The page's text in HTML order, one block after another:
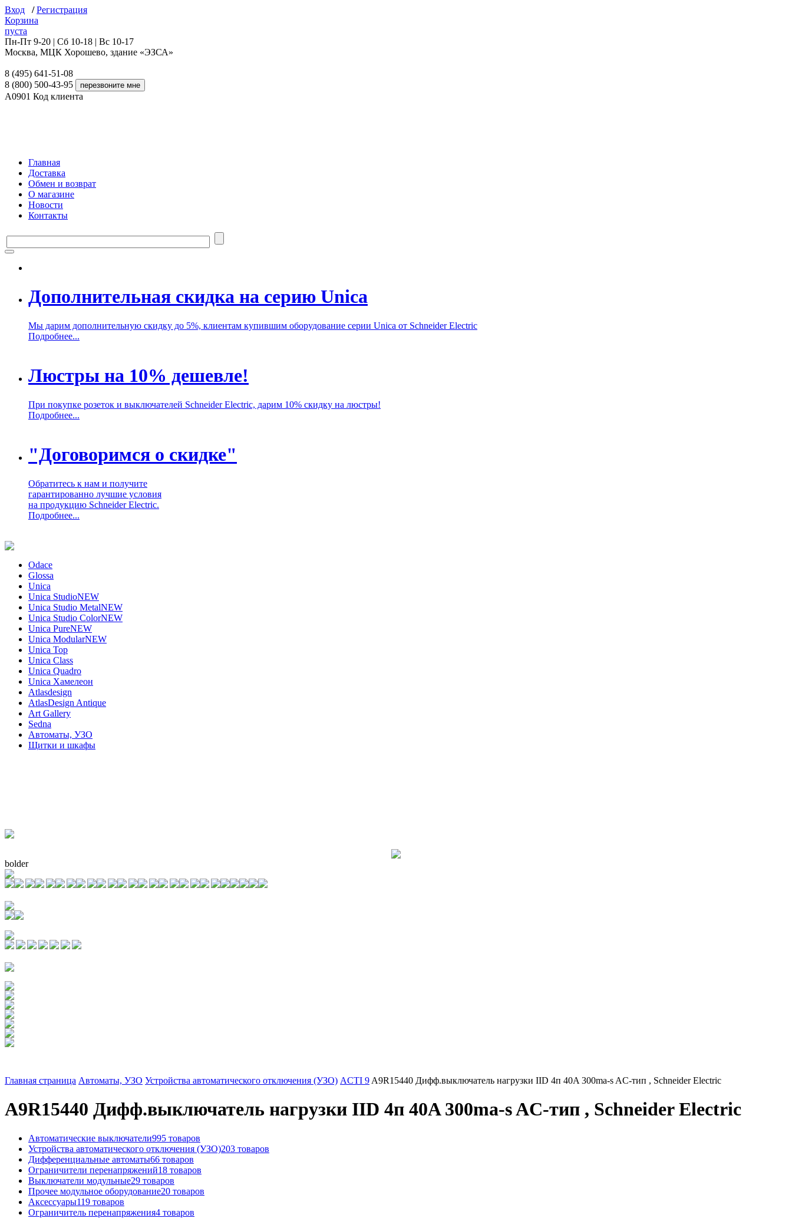
Вход / Регистрация
Корзина
пуста
Пн-Пт 9-20 | Сб 10-18 | Вс 10-17
Москва, МЦК Хорошево, здание «ЭЗСА»
8 (495) 641-51-08
8 (800) 500-43-95
A0901 Код клиента
Главная
Доставка
Обмен и возврат
О магазине
Новости
Контакты
Дополнительная скидка на серию Unica
Мы дарим дополнительную скидку до 5%, клиентам купившим оборудование серии Unica от Schneider Electric
Подробнее...
Люстры на 10% дешевле!
При покупке розеток и выключателей Schneider Electric, дарим 10% скидку на люстры!
Подробнее...
"Договоримся о скидке"
Обратитесь к нам и получите
гарантированно лучшие условия
на продукцию Schneider Electric.
Подробнее...
Odace
Glossa
Unica
Unica StudioNEW
Unica Studio MetalNEW
Unica Studio ColorNEW
Unica PureNEW
Unica ModularNEW
Unica Top
Unica Class
Unica Quadro
Unica Хамелеон
Atlasdesign
AtlasDesign Antique
Art Gallery
Sedna
Автоматы, УЗО
Щитки и шкафы
bolder
Главная страница Автоматы, УЗО Устройства автоматического отключения (УЗО) ACTI 9 A9R15440 Дифф.выключатель нагрузки IID 4п 40A 300ma-s AC-тип , Schneider Electric
A9R15440 Дифф.выключатель нагрузки IID 4п 40A 300ma-s AC-тип , Schneider Electric
Автоматические выключатели995 товаров
Устройства автоматического отключения (УЗО)203 товаров
Дифференциальные автоматы66 товаров
Ограничители перенапряжений18 товаров
Выключатели модульные29 товаров
Прочее модульное оборудование20 товаров
Аксессуары119 товаров
Ограничитель перенапряжения4 товаров